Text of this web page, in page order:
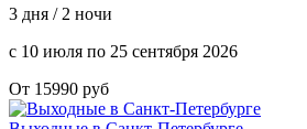
3 дня / 2 ночи
с 10 июля по 25 сентября 2026
От 15990 руб